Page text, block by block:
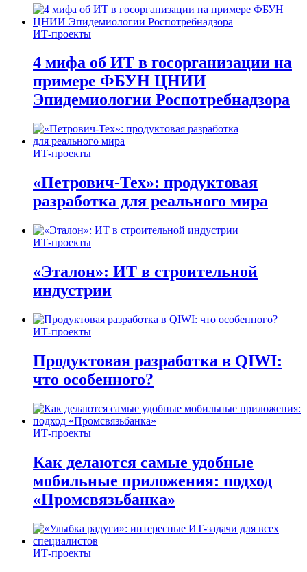
ИТ-проекты
4 мифа об ИТ в госорганизации на
примере ФБУН ЦНИИ
Эпидемиологии Роспотребнадзора
ИТ-проекты
«Петрович-Тех»: продуктовая
разработка для реального мира
ИТ-проекты
«Эталон»: ИТ в строительной
индустрии
ИТ-проекты
Продуктовая разработка в QIWI:
что особенного?
ИТ-проекты
Как делаются самые удобные
мобильные приложения: подход
«Промсвязьбанка»
ИТ-проекты